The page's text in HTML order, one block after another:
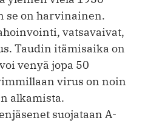
se on harvinainen.
vatsavaivat,
Taudin itämisaika on
venyä jopa 50
virus on noin
alkamista.
suojataan A-